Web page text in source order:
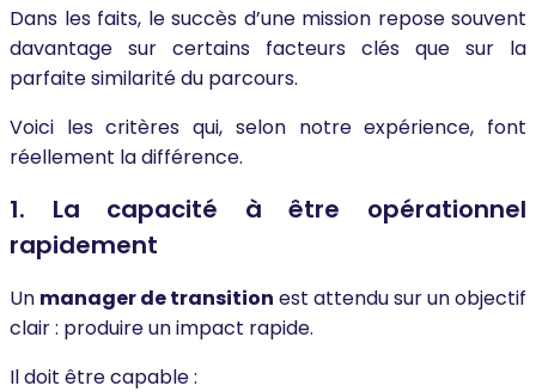
Dans les faits, le succès d’une mission repose souvent
davantage sur certains facteurs clés que sur la
parfaite similarité du parcours.
Voici les critères qui, selon notre expérience, font
réellement la différence.
1. La capacité à être opérationnel
rapidement
Un manager de transition est attendu sur un objectif
clair : produire un impact rapide.
Il doit être capable :